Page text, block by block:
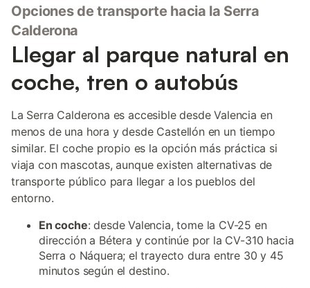
Opciones de transporte hacia la Serra
Calderona
Llegar al parque natural en
coche, tren o autobús
La Serra Calderona es accesible desde Valencia en
menos de una hora y desde Castellón en un tiempo
similar. El coche propio es la opción más práctica si
viaja con mascotas, aunque existen alternativas de
transporte público para llegar a los pueblos del
entorno.
En coche: desde Valencia, tome la CV-25 en
dirección a Bétera y continúe por la CV-310 hacia
Serra o Náquera; el trayecto dura entre 30 y 45
minutos según el destino.